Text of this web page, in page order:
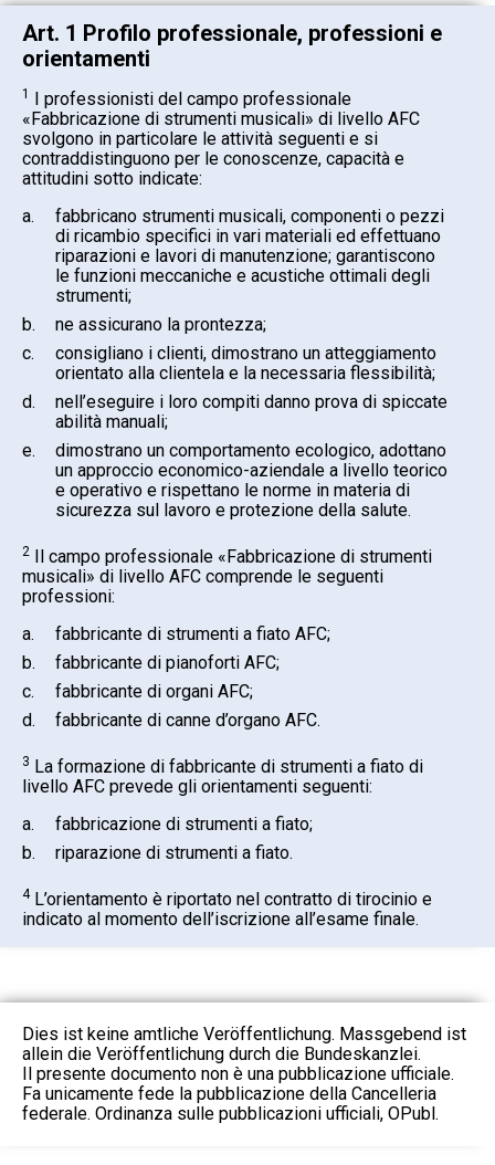
Art. 1 Profilo professionale, professioni e
orientamenti
1 I professionisti del campo professionale
«Fabbricazione di strumenti musicali» di livello AFC
svolgono in particolare le attività seguenti e si
contraddistinguono per le conoscenze, capacità e
attitudini sotto indicate:
a.
fabbricano strumenti musicali, componenti o pezzi
di ricambio specifici in vari materiali ed effettuano
riparazioni e lavori di manutenzione; garantiscono
le funzioni meccaniche e acustiche ottimali degli
strumenti;
b.
ne assicurano la prontezza;
c.
consigliano i clienti, dimostrano un atteggiamento
orientato alla clientela e la necessaria flessibilità;
d.
nell’eseguire i loro compiti danno prova di spiccate
abilità manuali;
e.
dimostrano un comportamento ecologico, adottano
un approccio economico-aziendale a livello teorico
e operativo e rispettano le norme in materia di
sicurezza sul lavoro e protezione della salute.
2 Il campo professionale «Fabbricazione di strumenti
musicali» di livello AFC comprende le seguenti
professioni:
a.
fabbricante di strumenti a fiato AFC;
b.
fabbricante di pianoforti AFC;
c.
fabbricante di organi AFC;
d.
fabbricante di canne d’organo AFC.
3 La formazione di fabbricante di strumenti a fiato di
livello AFC prevede gli orientamenti seguenti:
a.
fabbricazione di strumenti a fiato;
b.
riparazione di strumenti a fiato.
4L’orientamento è riportato nel contratto di tirocinio e
indicato al momento dell’iscrizione all’esame finale.
Dies ist keine amtliche Veröffentlichung. Massgebend ist
allein die Veröffentlichung durch die Bundeskanzlei.
Il presente documento non è una pubblicazione ufficiale.
Fa unicamente fede la pubblicazione della Cancelleria
federale. Ordinanza sulle pubblicazioni ufficiali, OPubl.